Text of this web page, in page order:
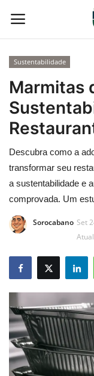
Início
Contato
Galeria de Fotos
Categoria
Sustentabilidade
Marmitas
Descubra como a
transformar seu
a sustentabilidade e
comprovada. Um
Sorocabano Set